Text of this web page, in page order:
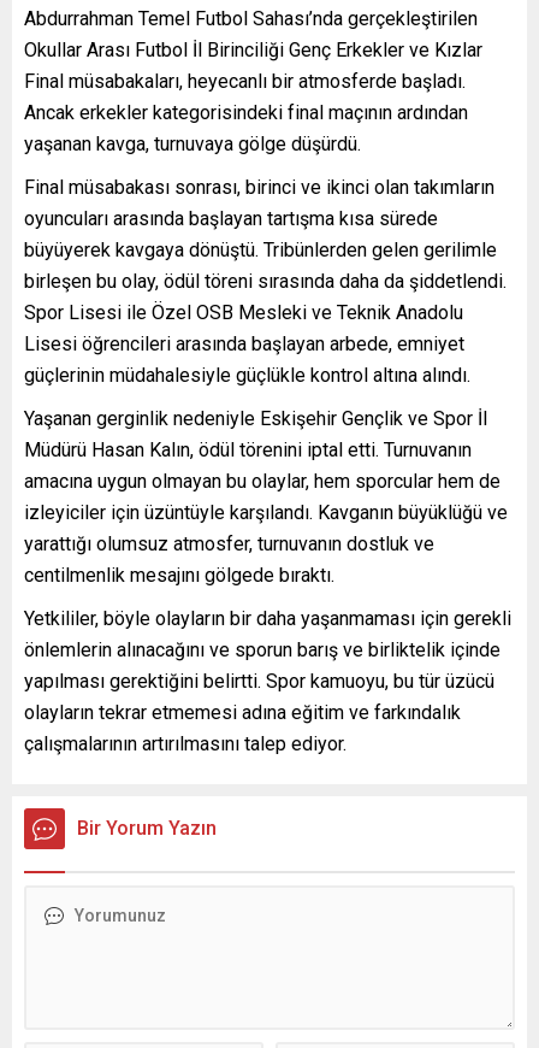
Abdurrahman Temel Futbol Sahası’nda gerçekleştirilen
Okullar Arası Futbol İl Birinciliği Genç Erkekler ve Kızlar
Final müsabakaları, heyecanlı bir atmosferde başladı.
Ancak erkekler kategorisindeki final maçının ardından
yaşanan kavga, turnuvaya gölge düşürdü.
Final müsabakası sonrası, birinci ve ikinci olan takımların
oyuncuları arasında başlayan tartışma kısa sürede
büyüyerek kavgaya dönüştü. Tribünlerden gelen gerilimle
birleşen bu olay, ödül töreni sırasında daha da şiddetlendi.
Spor Lisesi ile Özel OSB Mesleki ve Teknik Anadolu
Lisesi öğrencileri arasında başlayan arbede, emniyet
güçlerinin müdahalesiyle güçlükle kontrol altına alındı.
Yaşanan gerginlik nedeniyle Eskişehir Gençlik ve Spor İl
Müdürü Hasan Kalın, ödül törenini iptal etti. Turnuvanın
amacına uygun olmayan bu olaylar, hem sporcular hem de
izleyiciler için üzüntüyle karşılandı. Kavganın büyüklüğü ve
yarattığı olumsuz atmosfer, turnuvanın dostluk ve
centilmenlik mesajını gölgede bıraktı.
Yetkililer, böyle olayların bir daha yaşanmaması için gerekli
önlemlerin alınacağını ve sporun barış ve birliktelik içinde
yapılması gerektiğini belirtti. Spor kamuoyu, bu tür üzücü
olayların tekrar etmemesi adına eğitim ve farkındalık
çalışmalarının artırılmasını talep ediyor.
Bir Yorum Yazın